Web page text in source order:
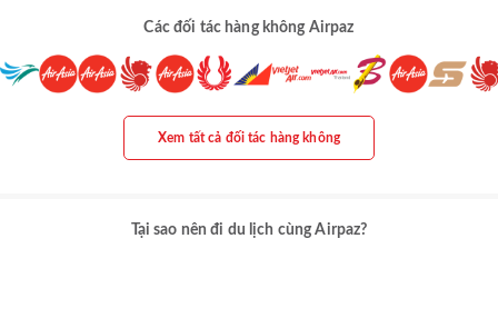
Các đối tác hàng không Airpaz
Xem tất cả đối tác hàng không
Tại sao nên đi du lịch cùng Airpaz?